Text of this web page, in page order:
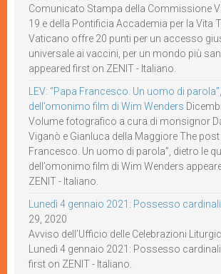
Comunicato Stampa della Commissione
19 e della Pontificia Accademia per la Vita
Vaticano offre 20 punti per un accesso
universale ai vaccini, per un mondo più
appeared first on ZENIT - Italiano.
LEV: “Papa Francesco. Un uomo di
dell’omonimo film di Wim Wenders
Volume fotografico a cura di monsignor
Viganò e Gianluca della Maggiore The post
Francesco. Un uomo di parola”, dietro le
dell’omonimo film di Wim Wenders
ZENIT - Italiano.
Lunedì 4 gennaio 2021: Possesso
29, 2020
Avviso dell’Ufficio delle Celebrazioni
Lunedì 4 gennaio 2021: Possesso
first on ZENIT - Italiano.